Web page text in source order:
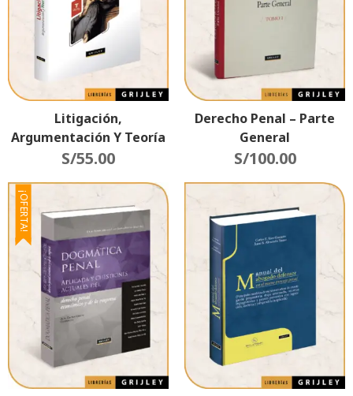
Litigación,
Argumentación Y Teoría
Del Caso
S/55.00
Derecho Penal – Parte
General
S/100.00
¡OFERTA!